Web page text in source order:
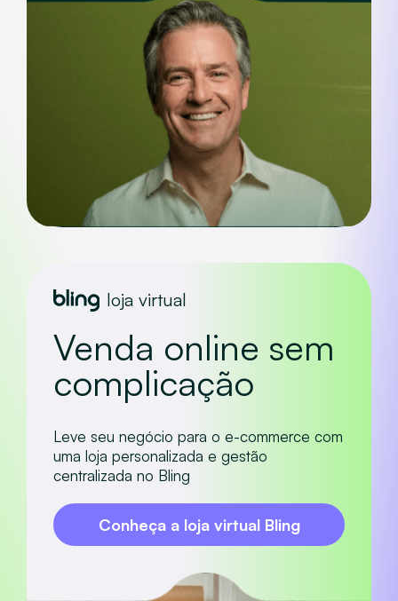
loja virtual
Venda online sem
complicação
Leve seu negócio para o e-commerce com
uma loja personalizada e gestão
centralizada no Bling
Conheça a loja virtual Bling